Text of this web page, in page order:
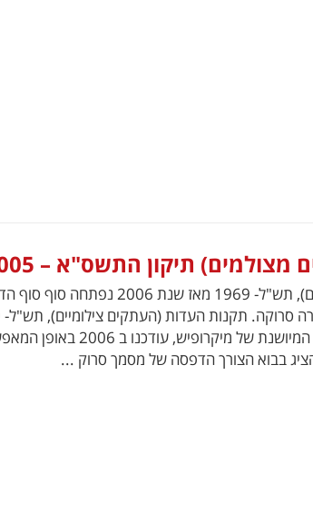
תיקון התשס"א – 2005
1. תקנות העדות (העתקים צילומיים), תש"ל- 1969 מאז שנת
התייחסו במקורן בעיקר לטכנולוגיה המיושנת של
בבוא הצורך הדפסה של מסמך סרוק ...